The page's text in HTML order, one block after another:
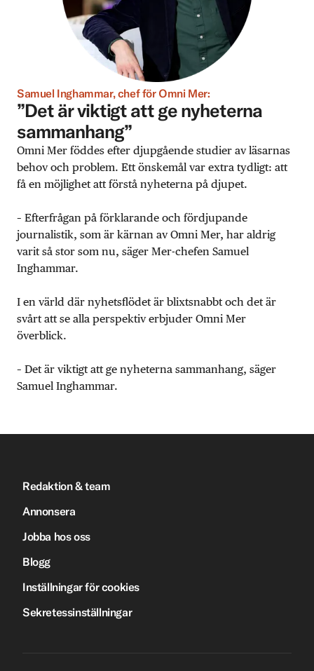
Samuel Inghammar, chef för Omni Mer:
”Det är viktigt att ge nyheterna
sammanhang”
Omni Mer föddes efter djupgående studier av läsarnas
behov och problem. Ett önskemål var extra tydligt: att
få en möjlighet att förstå nyheterna på djupet.
– Efterfrågan på förklarande och fördjupande
journalistik, som är kärnan av Omni Mer, har aldrig
varit så stor som nu, säger Mer-chefen Samuel
Inghammar.
I en värld där nyhetsflödet är blixtsnabbt och det är
svårt att se alla perspektiv erbjuder Omni Mer
överblick.
– Det är viktigt att ge nyheterna sammanhang, säger
Samuel Inghammar.
Redaktion & team
Annonsera
Jobba hos oss
Blogg
Inställningar för cookies
Sekretessinställningar